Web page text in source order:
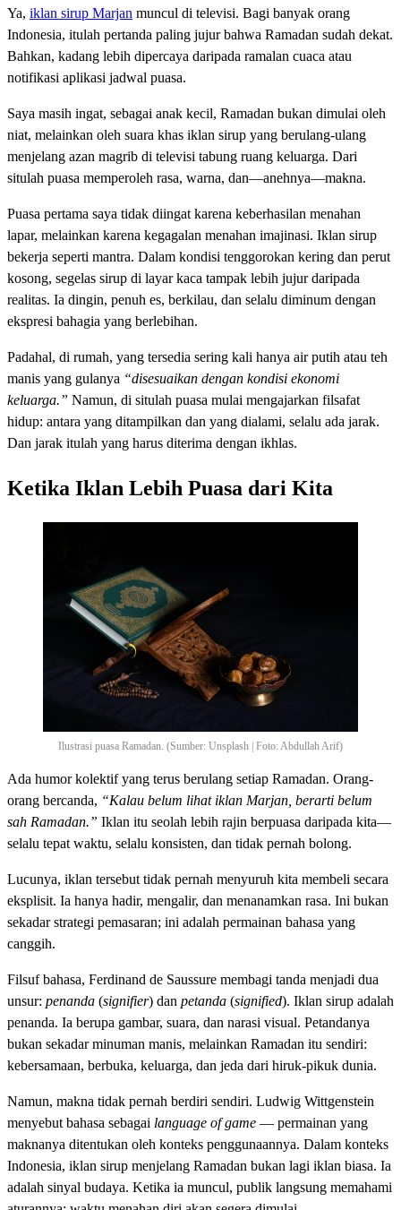
Ya, iklan sirup Marjan muncul di televisi. Bagi banyak orang
Indonesia, itulah pertanda paling jujur bahwa Ramadan sudah dekat.
Bahkan, kadang lebih dipercaya daripada ramalan cuaca atau
notifikasi aplikasi jadwal puasa.
Saya masih ingat, sebagai anak kecil, Ramadan bukan dimulai oleh
niat, melainkan oleh suara khas iklan sirup yang berulang-ulang
menjelang azan magrib di televisi tabung ruang keluarga. Dari
situlah puasa memperoleh rasa, warna, dan—anehnya—makna.
Puasa pertama saya tidak diingat karena keberhasilan menahan
lapar, melainkan karena kegagalan menahan imajinasi. Iklan sirup
bekerja seperti mantra. Dalam kondisi tenggorokan kering dan perut
kosong, segelas sirup di layar kaca tampak lebih jujur daripada
realitas. Ia dingin, penuh es, berkilau, dan selalu diminum dengan
ekspresi bahagia yang berlebihan.
Padahal, di rumah, yang tersedia sering kali hanya air putih atau teh
manis yang gulanya “disesuaikan dengan kondisi ekonomi
keluarga.” Namun, di situlah puasa mulai mengajarkan filsafat
hidup: antara yang ditampilkan dan yang dialami, selalu ada jarak.
Dan jarak itulah yang harus diterima dengan ikhlas.
Ketika Iklan Lebih Puasa dari Kita
Ilustrasi puasa Ramadan. (Sumber: Unsplash | Foto: Abdullah Arif)
Ada humor kolektif yang terus berulang setiap Ramadan. Orang-
orang bercanda, “Kalau belum lihat iklan Marjan, berarti belum
sah Ramadan.” Iklan itu seolah lebih rajin berpuasa daripada kita—
selalu tepat waktu, selalu konsisten, dan tidak pernah bolong.
Lucunya, iklan tersebut tidak pernah menyuruh kita membeli secara
eksplisit. Ia hanya hadir, mengalir, dan menanamkan rasa. Ini bukan
sekadar strategi pemasaran; ini adalah permainan bahasa yang
canggih.
Filsuf bahasa, Ferdinand de Saussure membagi tanda menjadi dua
unsur: penanda (signifier) dan petanda (signified). Iklan sirup adalah
penanda. Ia berupa gambar, suara, dan narasi visual. Petandanya
bukan sekadar minuman manis, melainkan Ramadan itu sendiri:
kebersamaan, berbuka, keluarga, dan jeda dari hiruk-pikuk dunia.
Namun, makna tidak pernah berdiri sendiri. Ludwig Wittgenstein
menyebut bahasa sebagai language of game — permainan yang
maknanya ditentukan oleh konteks penggunaannya. Dalam konteks
Indonesia, iklan sirup menjelang Ramadan bukan lagi iklan biasa. Ia
adalah sinyal budaya. Ketika ia muncul, publik langsung memahami